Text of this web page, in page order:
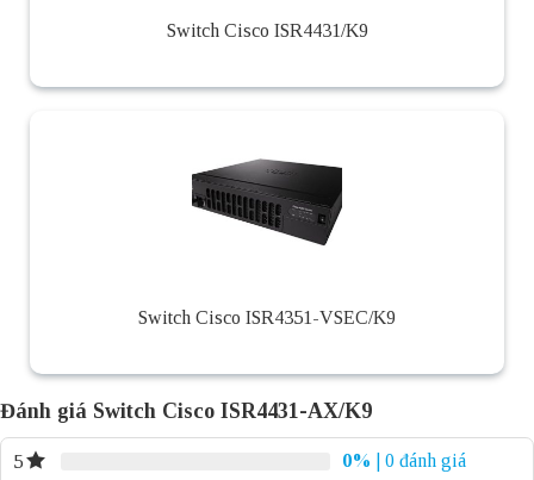
Switch Cisco ISR4431/K9
Switch Cisco ISR4351-VSEC/K9
Đánh giá Switch Cisco ISR4431-AX/K9
5 0%
| 0 đánh giá